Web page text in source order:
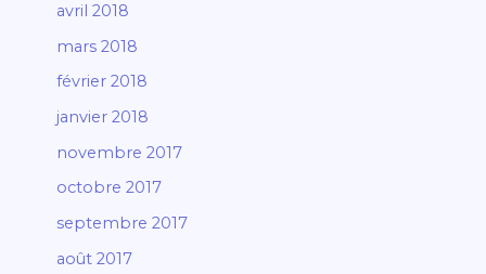
avril 2018
mars 2018
février 2018
janvier 2018
novembre 2017
octobre 2017
septembre 2017
août 2017